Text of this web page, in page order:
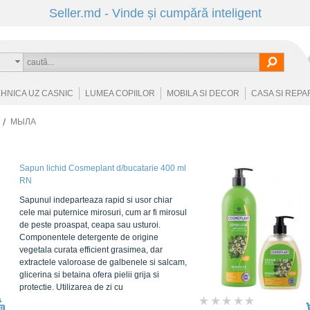
Seller.md - Vinde și cumpără inteligent
UZ CASNIC LUMEA COPIILOR MOBILA SI DECOR CASA SI
МЫЛА
Sapun lichid Cosmeplant d/bucatarie 400 ml
RN
Sapunul indeparteaza rapid si usor chiar
cele mai puternice mirosuri, cum ar fi mirosul
de peste proaspat, ceapa sau usturoi.
Componentele detergente de origine
vegetala curata efficient grasimea, dar
extractele valoroase de galbenele si salcam,
glicerina si betaina ofera pielii grija si
protectie. Utilizarea de zi cu